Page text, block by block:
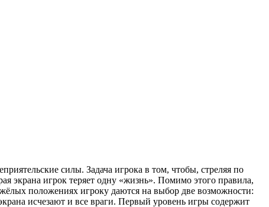
силы. Задача игрока в том, чтобы, стреляя по
экрана игрок теряет одну «жизнь». Помимо этого правила,
положениях игроку даются на выбор две возможности:
исчезают и все враги. Первый уровень игры содержит